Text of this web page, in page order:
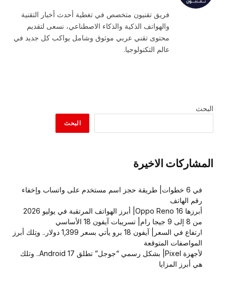
فريق تقنيون متخصص في تغطية أحدث أخبار التقنية
والهواتف الذكية والذكاء الاصطناعي، نسعى لتقديم
محتوى تقني عربي موثوق وشامل يواكب كل جديد في
عالم التكنولوجيا.
البحث
البحث
المشاركات الاخيرة
في 6 خطوات| طريقة حجز اسم مستخدم على واتساب وإخفاء
رقم الهاتف
أبرزها Oppo Reno 16| أبرز الهواتف المرتقبة في يوليو 2026
من 8 إلى 9 جيجا رام| تسريبات آيفون 18 الأساسي
ارتفاع في السعر| آيفون 18 برو يأتي بسعر 1,399 دولار.. وتِلك أبرز
المواصفات المتوقعة
لأجهزة Pixel| بشكل رسمي “جوجل” تطلق Android 17.. وتلك
هي أبرز المزايا